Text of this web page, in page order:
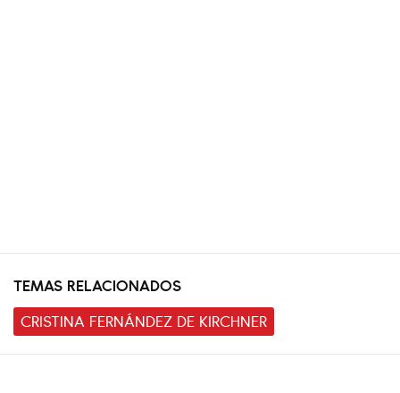
TEMAS RELACIONADOS
CRISTINA FERNÁNDEZ DE KIRCHNER